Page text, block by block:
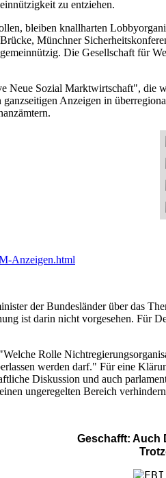
zu entziehen.
bleiben knallharten
Münchner
Die Gesellschaft für
Sozial Marktwirtschaft", die
Anzeigen in
Anzeigen.html
der Bundesländer über das
ist darin nicht vorgesehen. Für
Rolle
werden darf." Für eine
Diskussion und auch
ungeregelten Bereich
Geschafft: Auch